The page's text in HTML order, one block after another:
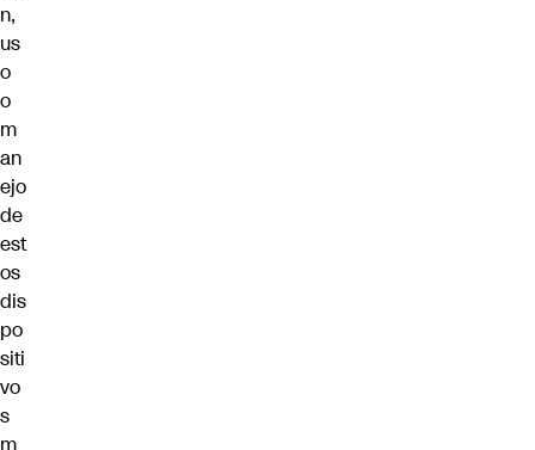
n,
us
o
o
m
an
ejo
de
est
os
dis
po
siti
vo
s